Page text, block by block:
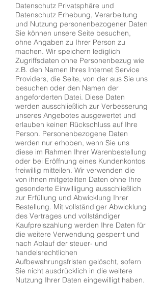
Datenschutz Privatsphäre und
Datenschutz Erhebung, Verarbeitung
und Nutzung personenbezogener Daten
Sie können unsere Seite besuchen,
ohne Angaben zu Ihrer Person zu
machen. Wir speichern lediglich
Zugriffsdaten ohne Personenbezug wie
z.B. den Namen Ihres Internet Service
Providers, die Seite, von der aus Sie uns
besuchen oder den Namen der
angeforderten Datei. Diese Daten
werden ausschließlich zur Verbesserung
unseres Angebotes ausgewertet und
erlauben keinen Rückschluss auf Ihre
Person. Personenbezogene Daten
werden nur erhoben, wenn Sie uns
diese im Rahmen Ihrer Warenbestellung
oder bei Eröffnung eines Kundenkontos
freiwillig mitteilen. Wir verwenden die
von ihnen mitgeteilten Daten ohne Ihre
gesonderte Einwilligung ausschließlich
zur Erfüllung und Abwicklung Ihrer
Bestellung. Mit vollständiger Abwicklung
des Vertrages und vollständiger
Kaufpreiszahlung werden Ihre Daten für
die weitere Verwendung gesperrt und
nach Ablauf der steuer- und
handelsrechtlichen
Aufbewahrungsfristen gelöscht, sofern
Sie nicht ausdrücklich in die weitere
Nutzung Ihrer Daten eingewilligt haben.